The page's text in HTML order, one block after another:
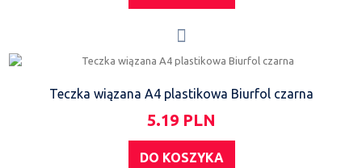
Teczka wiązana A4 plastikowa Biurfol czarna
5.19 PLN
DO KOSZYKA